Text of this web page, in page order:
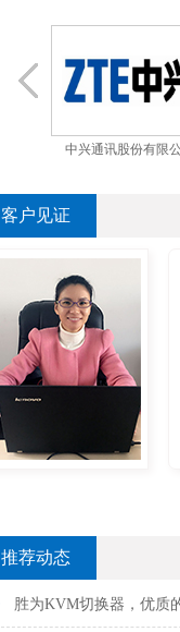
中兴通讯股份有限
客户见证
推荐动态
胜为KVM切换器，优质